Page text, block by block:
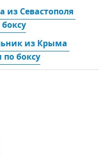
из Севастополя
из Крыма
боксу